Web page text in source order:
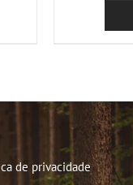
de privacidade